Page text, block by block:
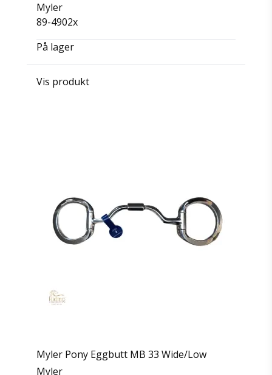
Myler
89-4902x
På lager
Vis produkt
Myler Pony Eggbutt MB 33 Wide/Low
Myler